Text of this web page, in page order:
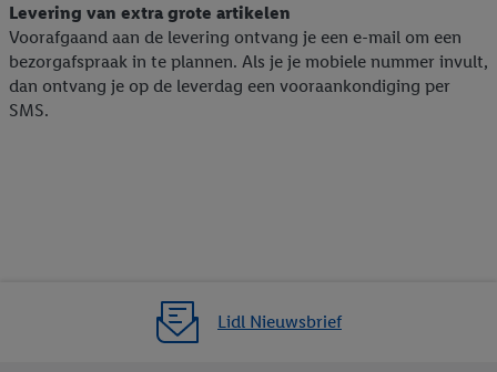
Levering van extra grote artikelen
Voorafgaand aan de levering ontvang je een e-mail om een
bezorgafspraak in te plannen. Als je je mobiele nummer invult,
dan ontvang je op de leverdag een vooraankondiging per
SMS.
Lidl Nieuwsbrief